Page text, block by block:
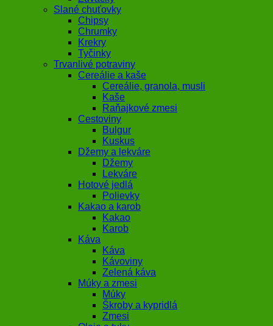
Slané chuťovky
Chipsy
Chrumky
Krekry
Tyčinky
Trvanlivé potraviny
Cereálie a kaše
Cereálie, granola, musli
Kaše
Raňajkové zmesi
Cestoviny
Bulgur
Kuskus
Džemy a lekváre
Džemy
Lekváre
Hotové jedlá
Polievky
Kakao a karob
Kakao
Karob
Káva
Káva
Kávoviny
Zelená káva
Múky a zmesi
Múky
Škroby a kypridlá
Zmesi